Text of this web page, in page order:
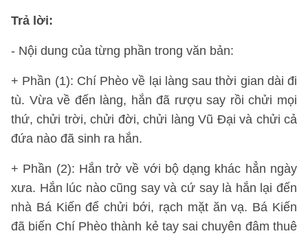
Trả lời:
- Nội dung của từng phần trong văn bản:
+ Phần (1): Chí Phèo về lại làng sau thời gian dài đi
tù. Vừa về đến làng, hắn đã rượu say rồi chửi mọi
thứ, chửi trời, chửi đời, chửi làng Vũ Đại và chửi cả
đứa nào đã sinh ra hắn.
+ Phần (2): Hắn trở về với bộ dạng khác hẳn ngày
xưa. Hắn lúc nào cũng say và cứ say là hắn lại đến
nhà Bá Kiến để chửi bới, rạch mặt ăn vạ. Bá Kiến
đã biến Chí Phèo thành kẻ tay sai chuyên đâm thuê